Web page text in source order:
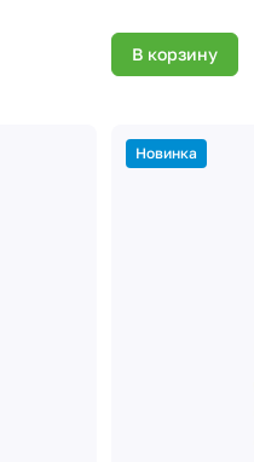
В корзину
Новинка